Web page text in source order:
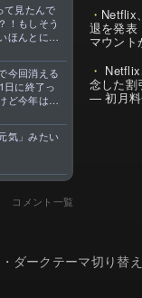
て見たんで
！もしそう
ほんとに大
今回消える
日に終了っ
ど今年はま
らん！！で
ほしい！平
てくれっ
気」みたい
コメント一覧
Netflix
退を発表
マウント
念した割
— 初月料
ダークテーマ切り替